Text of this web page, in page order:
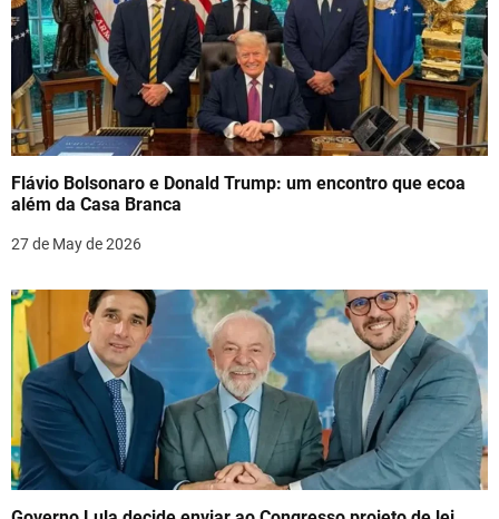
Flávio Bolsonaro e Donald Trump: um encontro que ecoa
além da Casa Branca
27 de May de 2026